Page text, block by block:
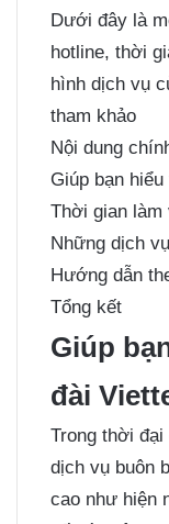
Dưới đây là
hotline, thời
hình dịch vụ
tham khảo
Nội dung
Giúp bạn
Thời gian làm
Những dịch
Hướng dẫn
Tổng kết
Giúp
đài
Trong thời
dịch vụ buôn
cao như hiện